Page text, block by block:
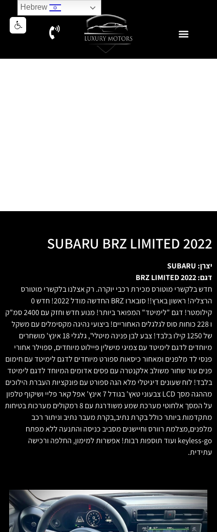
SUBARU BRZ LIMITED 2022
יצרן: SUBARU
דגם: BRZ LIMITED 2022
חדש בלקשרי מוטורס מכירת רכבי יוקרה. רק אצלנו בלקשרי מוטורס
הרצליה! ראשון בארץ!! סובארו BRZ החדשה מודל 2022! חדש 0
קילומטר! דגם "לימיטד" המפואר ביותר! מנוע חדש וחזק עם 2400 סמ"ק
ו 228 כוחות סוס לגלגלים האחוריים! ביצועי נהיגה מקסימלים עם משקל
של 1250 קילו בלבד! צבע לבן פנינה מיטלי", גלגלי 18 אינץ' מושחרים
מיוחדים לדגם לימיטד עם צמיגי מישלין פיילוט מיוחדים, ספוילר אחורי
פנסי לד מלפנים ומאחור כיסאות ספורט מיוחדים לדגם לימיטד עם חימום
פנים עור שחור משולב אלקנטרה עם פסים אדומים המיוחד לדגם לימיטד
בלבד! לוח שעונים דיגיטלי מלא הגה ספורט עם פונקציות העברת הילוכים
מההגה מסך LCD צבעוני טאץ' בגודל 7 אינץ' אפל קאר פליי ושיקוף טלפון
על המסך אלחוטי מערכת שמע משודרגת עם 8 רמקולים מערכות בטיחות
מתקדמות ביותר כולל בקרת נתיב,בקרת מעבר נתיב וניתור רכב
מלפנים,מצלמת רוורס וחיישנים מסביב כניסה והתנעה ללא מפתח
keyless-go ועוד תוספות רבות! אפשרות למימון, החלפה ורכישה
עתידית.
Hebrew